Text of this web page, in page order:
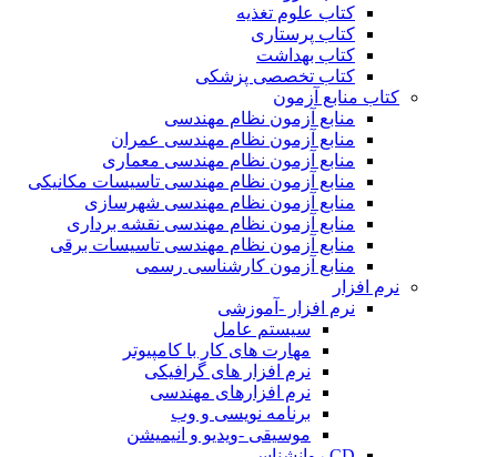
کتاب علوم تغذیه
کتاب پرستاری
کتاب بهداشت
کتاب تخصصی پزشکی
کتاب منابع آزمون
منابع آزمون نظام مهندسی
منابع آزمون نظام مهندسی عمران
منابع آزمون نظام مهندسی معماری
منابع آزمون نظام مهندسی تاسیسات مکانیکی
منابع آزمون نظام مهندسی شهرسازی
منابع آزمون نظام مهندسی نقشه برداری
منابع آزمون نظام مهندسی تاسیسات برقی
منابع آزمون کارشناسی رسمی
نرم افزار
نرم افزار -آموزشی
سیستم عامل
مهارت های کار با کامپیوتر
نرم افزار های گرافیکی
نرم افزارهای مهندسی
برنامه نویسی و وب
موسیقی -ویدیو و انیمیشن